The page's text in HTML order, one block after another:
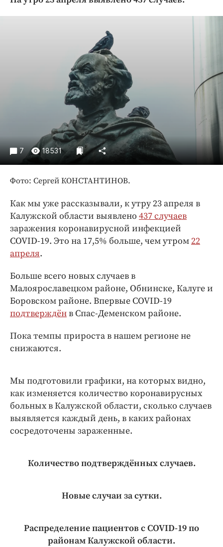
Криминал
Недвижимость и ЖКХ
Образование
Общество
Праздники
Происшествия
Спорт
Экономика и бизнес
ПРОЕКТЫ
Блоги
Медиаперсона
Интересное чтиво
Клиника года
Бренд года
7 18531
Фото: Сергей КОНСТАНТИНОВ.
Как мы уже рассказывали, к утру 23 апреля в
Калужской области выявлено 437 случаев
заражения коронавирусной инфекцией
COVID-19. Это на 17,5% больше, чем утром22
апреля.
Больше всего новых случаев в
Малоярославецком районе, Обнинске, Калуге и
Боровском районе. Впервые COVID-19
подтверждёнв Спас-Деменском районе.
Пока темпы прироста в нашем регионе не
снижаются.
Мы подготовили графики, на которых видно,
как изменяется количество коронавирусных
больных в Калужской области, сколько случаев
выявляется каждый день, в каких районах
сосредоточены зараженные.
Количество подтверждённых случаев.
Новые случаи за сутки.
Распределение пациентов с COVID-19 по
районам Калужской области.